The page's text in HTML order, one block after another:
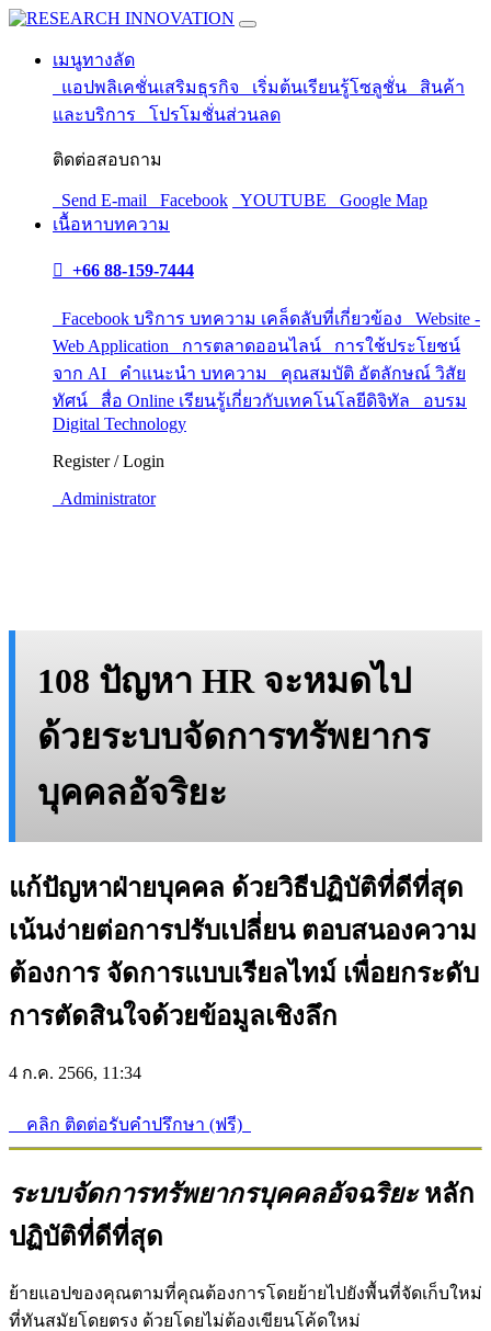
เมนูทางลัด
แอปพลิเคชั่นเสริมธุรกิจ
เริ่มต้นเรียนรู้โซลูชั่น
สินค้า
และบริการ
โปรโมชั่นส่วนลด
ติดต่อสอบถาม
Send E-mail Facebook YOUTUBE
Google Map
เนื้อหาบทความ
+66 88-159-7444
Facebook บริการ บทความ เคล็ดลับที่เกี่ยวข้อง
Website -
Web Application
การตลาดออนไลน์
การใช้ประโยชน์
จาก AI
คำแนะนำ บทความ
คุณสมบัติ อัตลักษณ์ วิสัย
ทัศน์
สื่อ Online เรียนรู้เกี่ยวกับเทคโนโลยีดิจิทัล
อบรม
Digital Technology
Register / Login
Administrator
108 ปัญหา HR จะหมดไป
ด้วยระบบจัดการทรัพยากร
บุคคลอัจริยะ
แก้ปัญหาฝ่ายบุคคล ด้วยวิธีปฏิบัติที่ดีที่สุด
เน้นง่ายต่อการปรับเปลี่ยน ตอบสนองความ
ต้องการ จัดการแบบเรียลไทม์ เพื่อยกระดับ
การตัดสินใจด้วยข้อมูลเชิงลึก
4 ก.ค. 2566, 11:34
คลิก ติดต่อรับคำปรึกษา (ฟรี)
ระบบจัดการทรัพยากรบุคคลอัจฉริยะหลัก
ปฏิบัติที่ดีที่สุด
ย้ายแอปของคุณตามที่คุณต้องการโดยย้ายไปยังพื้นที่จัดเก็บใหม่
ที่ทันสมัยโดยตรง ด้วยโดยไม่ต้องเขียนโค้ดใหม่